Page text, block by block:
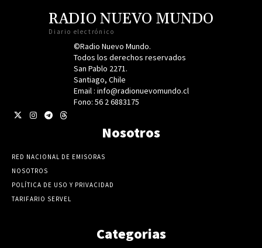
RADIO NUEVO MUNDO
Diario electrónico
©Radio Nuevo Mundo.
Todos los derechos reservados
San Pablo 2271.
Santiago, Chile
Email : info@radionuevomundo.cl
Fono: 56 2 6883175
Nosotros
RED NACIONAL DE EMISORAS
NOSOTROS
POLÍTICA DE USO Y PRIVACIDAD
TARIFARIO SERVEL
Categorias